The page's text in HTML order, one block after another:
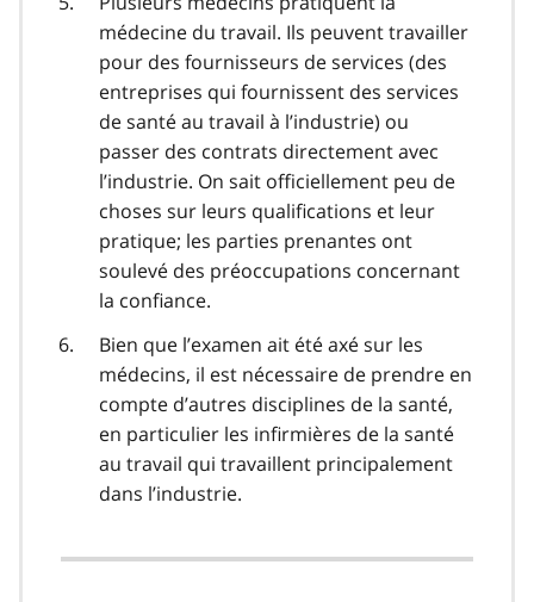
médecine du travail. Ils peuvent travailler
pour des fournisseurs de services (des
entreprises qui fournissent des services
de santé au travail à l’industrie) ou
passer des contrats directement avec
l’industrie. On sait officiellement peu de
choses sur leurs qualifications et leur
pratique; les parties prenantes ont
soulevé des préoccupations concernant
la confiance.
Bien que l’examen ait été axé sur les
médecins, il est nécessaire de prendre en
compte d’autres disciplines de la santé,
en particulier les infirmières de la santé
au travail qui travaillent principalement
dans l’industrie.